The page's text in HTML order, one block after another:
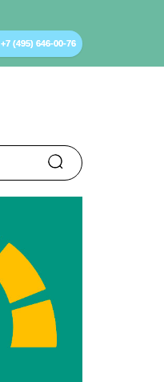
+7 (495) 646-00-76